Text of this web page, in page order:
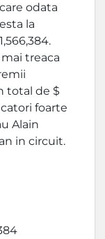
odata
la
treaca
total de $
foarte
Alain
in circuit.